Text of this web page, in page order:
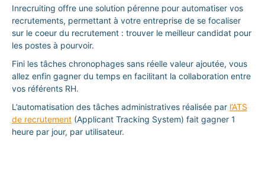
Inrecruiting offre une solution pérenne pour automatiser vos
recrutements, permettant à votre entreprise de se focaliser
sur le coeur du recrutement : trouver le meilleur candidat pour
les postes à pourvoir.
Fini les tâches chronophages sans réelle valeur ajoutée, vous
allez enfin gagner du temps en facilitant la collaboration entre
vos référents RH.
L’automatisation des tâches administratives réalisée par l’ATS
de recrutement (Applicant Tracking System) fait gagner 1
heure par jour, par utilisateur.